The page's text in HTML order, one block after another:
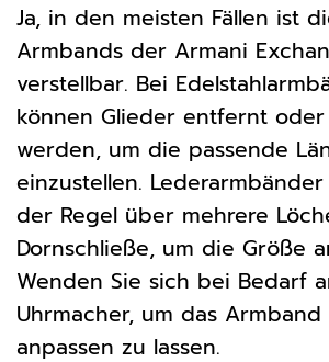
Ja, in den meisten Fällen ist
Armbands der Armani
verstellbar. Bei
können Glieder entfernt
werden, um die passende
einzustellen.
der Regel über mehrere
Dornschließe, um die Größe
Wenden Sie sich bei Bedarf
Uhrmacher, um das
anpassen zu lassen.